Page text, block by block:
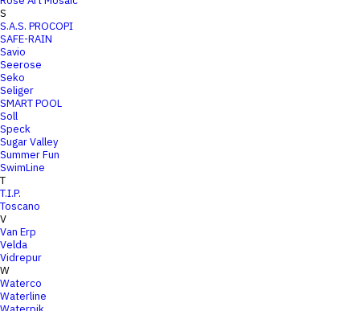
S
S.A.S. PROCOPI
SAFE-RAIN
Savio
Seerose
Seko
Seliger
SMART POOL
Soll
Speck
Sugar Valley
Summer Fun
SwimLine
T
T.I.P.
Toscano
V
Van Erp
Velda
Vidrepur
W
Waterco
Waterline